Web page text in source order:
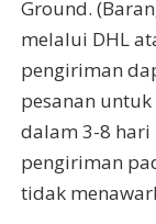
Ground.
melalui DHL
pengiriman
pesanan
dalam 3-8 hari
pengiriman
tidak